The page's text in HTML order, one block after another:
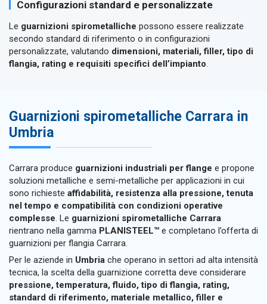
Configurazioni standard e personalizzate
Le guarnizioni spirometalliche possono essere realizzate
secondo standard di riferimento o in configurazioni
personalizzate, valutando dimensioni, materiali, filler, tipo di
flangia, rating e requisiti specifici dell’impianto.
Guarnizioni spirometalliche Carrara in
Umbria
Carrara produce guarnizioni industriali per flange e propone
soluzioni metalliche e semi-metalliche per applicazioni in cui
sono richieste affidabilità, resistenza alla pressione, tenuta
nel tempo e compatibilità con condizioni operative
complesse . Le guarnizioni spirometalliche Carrara
rientrano nella gamma PLANISTEEL™ e completano l’offerta di
guarnizioni per flangia Carrara.
Per le aziende in Umbria che operano in settori ad alta intensità
tecnica, la scelta della guarnizione corretta deve considerare
pressione, temperatura, fluido, tipo di flangia, rating,
standard di riferimento, materiale metallico, filler e